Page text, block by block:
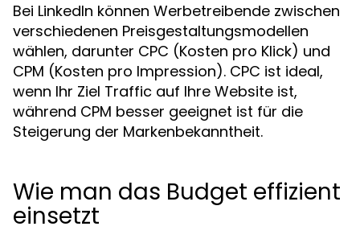
Bei LinkedIn können Werbetreibende zwischen
verschiedenen Preisgestaltungsmodellen
wählen, darunter CPC (Kosten pro Klick) und
CPM (Kosten pro Impression). CPC ist ideal,
wenn Ihr Ziel Traffic auf Ihre Website ist,
während CPM besser geeignet ist für die
Steigerung der Markenbekanntheit.
Wie man das Budget effizient
einsetzt